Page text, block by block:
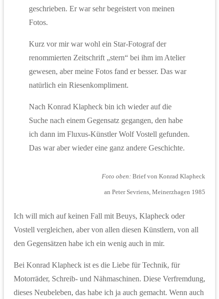
geschrieben. Er war sehr begeistert von meinen
Fotos.
Kurz vor mir war wohl ein Star-Fotograf der
renommierten Zeitschrift „stern“ bei ihm im Atelier
gewesen, aber meine Fotos fand er besser. Das war
natürlich ein Riesenkompliment.
Nach Konrad Klapheck bin ich wieder auf die
Suche nach einem Gegensatz gegangen, den habe
ich dann im Fluxus-Künstler Wolf Vostell gefunden.
Das war aber wieder eine ganz andere Geschichte.
Foto oben: Brief von Konrad Klapheck
an Peter Sevriens, Meinerzhagen 1985
Ich will mich auf keinen Fall mit Beuys, Klapheck oder
Vostell vergleichen, aber von allen diesen Künstlern, von all
den Gegensätzen habe ich ein wenig auch in mir.
Bei Konrad Klapheck ist es die Liebe für Technik, für
Motorräder, Schreib- und Nähmaschinen. Diese Verfremdung,
dieses Neubeleben, das habe ich ja auch gemacht. Wenn auch